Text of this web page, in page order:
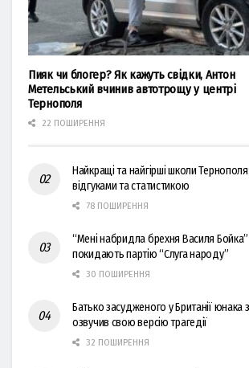
Пияк чи блогер? Як кажуть свідки, Антон
Метельський вчинив автотрощу у центрі
Тернополя
22 ПОШИРЕННЯ
Найкращі та найгірші школи
відгуками та статистикою
78 ПОШИРЕННЯ
“Мені набридла брехня Василя
покидають партію “Слуга народу”
30 ПОШИРЕННЯ
Батько засудженого у Британії юнака
озвучив свою версію трагедії
32 ПОШИРЕННЯ